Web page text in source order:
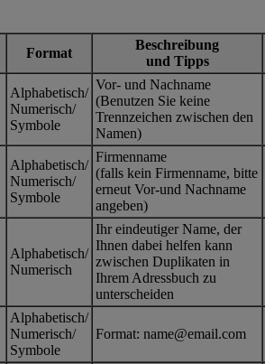
Format
Beschreibung
und Tipps
Alphabetisch/
Numerisch/
Symbole
Vor- und Nachname
(Benutzen Sie keine
Trennzeichen zwischen den
Namen)
Alphabetisch/
Numerisch/
Symbole
Firmenname
(falls kein Firmenname, bitte
erneut Vor-und Nachname
angeben)
Alphabetisch/
Numerisch
Ihr eindeutiger Name, der
Ihnen dabei helfen kann
zwischen Duplikaten in
Ihrem Adressbuch zu
unterscheiden
Alphabetisch/
Numerisch/
Symbole
Format: name@email.com